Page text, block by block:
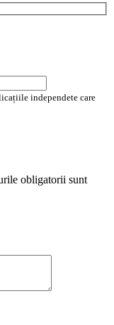
independete care
obligatorii sunt